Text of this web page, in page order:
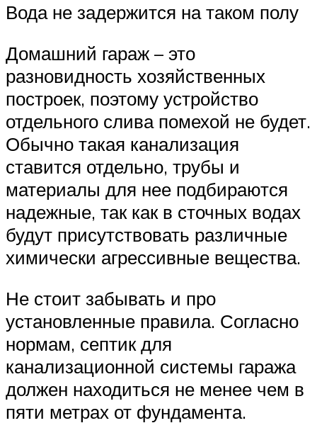
Вода не задержится на таком полу
Домашний гараж – это
разновидность хозяйственных
построек, поэтому устройство
отдельного слива помехой не будет.
Обычно такая канализация
ставится отдельно, трубы и
материалы для нее подбираются
надежные, так как в сточных водах
будут присутствовать различные
химически агрессивные вещества.
Не стоит забывать и про
установленные правила. Согласно
нормам, септик для
канализационной системы гаража
должен находиться не менее чем в
пяти метрах от фундамента.